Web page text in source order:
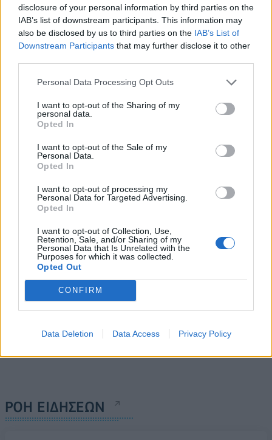
disclosure of your personal information by third parties on the
IAB’s list of downstream participants. This information may
also be disclosed by us to third parties on the IAB’s List of
Downstream Participants that may further disclose it to other
Personal Data Processing Opt Outs
I want to opt-out of the Sharing of my
personal data.
Opted In
I want to opt-out of the Sale of my
Personal Data.
Opted In
I want to opt-out of processing my
Personal Data for Targeted Advertising.
Opted In
I want to opt-out of Collection, Use,
Retention, Sale, and/or Sharing of my
Personal Data that Is Unrelated with the
Purposes for which it was collected.
Opted Out
CONFIRM
Data Deletion Data Access Privacy Policy
ΠΕΡΙΣΣΌΤΕΡΑ ΣΕ ΑΥΤΉ ΤΗΝ ΚΑΤΗΓΟΡΊΑ
65 εκ.ευρώ μέσω του
νέου ΕΣΠΑ σε επιχειρήσεις
παράταση στη διασύνδεση
ταμειακών μηχανών με
22/02/2024 - 07:47
ΡΟΗ ΕΙΔΗΣΕΩΝ